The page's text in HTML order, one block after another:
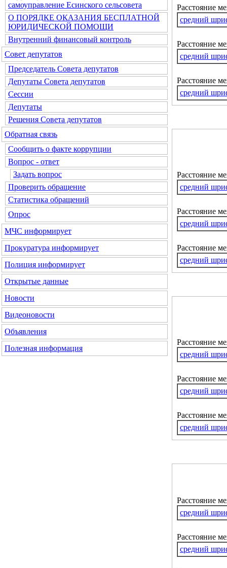
самоуправление Есинского сельсовета
О ПОРЯДКЕ ОКАЗАНИЯ БЕСПЛАТНОЙ
ЮРИДИЧЕСКОЙ ПОМОЩИ
Внутренний финансовый контроль
Совет депутатов
Председатель Совета депутатов
Депутаты Совета депутатов
Сессии
Депутаты
Решения Совета депутатов
Обратная связь
Сообщить о факте коррупции
Вопрос - ответ
Задать вопрос
Проверить обращение
Статистика обращений
Опрос
МЧС информирует
Прокуратура информирует
Полиция информирует
Открытые данные
Новости
Видеоновости
Объявления
Полезная информация
Расстояние
средний
Расстояние
средний
Расстояние
средний
Расстояние
средний
Расстояние
средний
Расстояние
средний
Расстояние
средний
Расстояние
средний
Расстояние
средний
Расстояние
средний
Расстояние
средний